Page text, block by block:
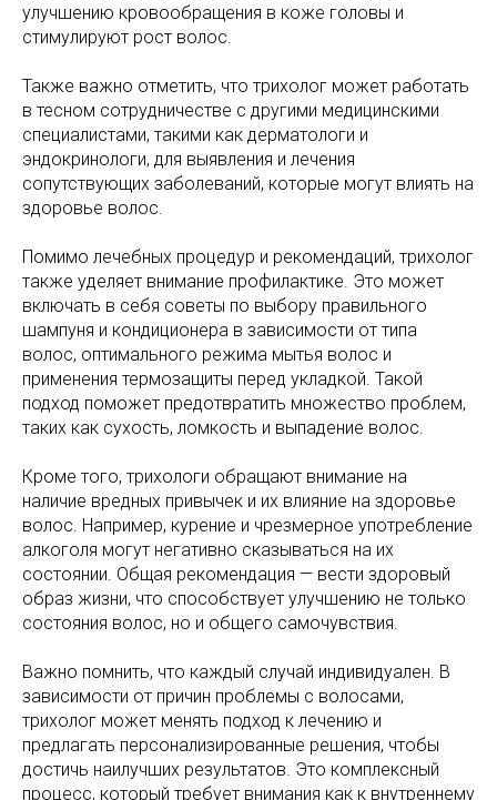
улучшению кровообращения в коже головы и
стимулируют рост волос.
Также важно отметить, что трихолог может работать
в тесном сотрудничестве с другими медицинскими
специалистами, такими как дерматологи и
эндокринологи, для выявления и лечения
сопутствующих заболеваний, которые могут влиять на
здоровье волос.
Помимо лечебных процедур и рекомендаций, трихолог
также уделяет внимание профилактике. Это может
включать в себя советы по выбору правильного
шампуня и кондиционера в зависимости от типа
волос, оптимального режима мытья волос и
применения термозащиты перед укладкой. Такой
подход поможет предотвратить множество проблем,
таких как сухость, ломкость и выпадение волос.
Кроме того, трихологи обращают внимание на
наличие вредных привычек и их влияние на здоровье
волос. Например, курение и чрезмерное употребление
алкоголя могут негативно сказываться на их
состоянии. Общая рекомендация — вести здоровый
образ жизни, что способствует улучшению не только
состояния волос, но и общего самочувствия.
Важно помнить, что каждый случай индивидуален. В
зависимости от причин проблемы с волосами,
трихолог может менять подход к лечению и
предлагать персонализированные решения, чтобы
достичь наилучших результатов. Это комплексный
процесс, который требует внимания как к внутреннему